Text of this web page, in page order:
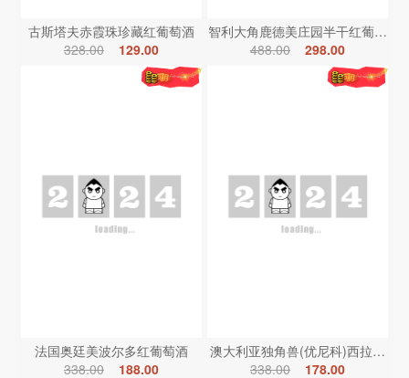
古斯塔夫赤霞珠珍藏红葡萄酒
328.00
129.00
智利大角鹿德美庄园半干红葡萄酒
488.00
298.00
法国奥廷美波尔多红葡萄酒
338.00
188.00
澳大利亚独角兽(优尼科)西拉红葡
338.00
178.00